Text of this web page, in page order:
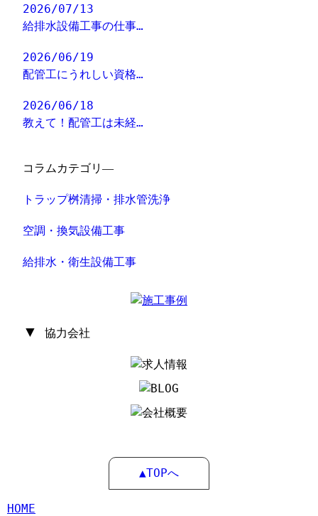
2026/07/13
給排水設備工事の仕事…
2026/06/19
配管工にうれしい資格…
2026/06/18
教えて！配管工は未経…
コラムカテゴリ―
トラップ桝清掃・排水管洗浄
空調・換気設備工事
給排水・衛生設備工事
▼ 協力会社
▲TOPへ
HOME